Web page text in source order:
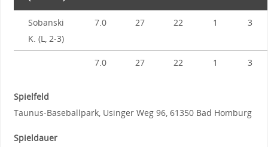
Sobanski
K. (L, 2-3)
7.0 27 22 1 3
7.0 27 22 1 3
Spielfeld
Taunus-Baseballpark, Usinger Weg 96, 61350 Bad Homburg
Spieldauer